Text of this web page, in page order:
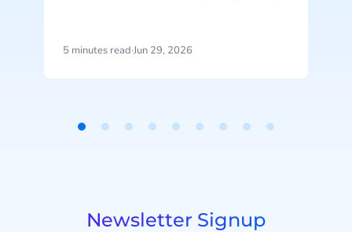
een handvol prompts.
5 minutes read·Jun 29, 2026
Newsletter Signup